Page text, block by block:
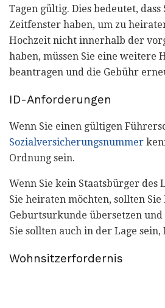
Tagen gültig. Dies bedeutet, dass
Zeitfenster haben, um zu
Hochzeit nicht innerhalb der
haben, müssen Sie eine weitere
beantragen und die Gebühr
ID-Anforderungen
Wenn Sie einen gültigen
Sozialversicherungsnummer
Ordnung sein.
Wenn Sie kein Staatsbürger des
Sie heiraten möchten, sollten Sie
Geburtsurkunde übersetzen
Sie sollten auch in der Lage sein,
Wohnsitzerfordernis